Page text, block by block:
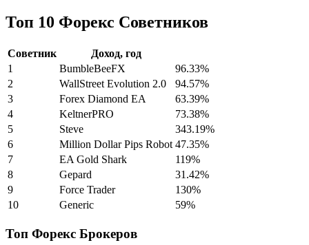
Топ 10 Форекс Советников
Советник
Доход, год
1
BumbleBeeFX
96.33%
2
WallStreet Evolution 2.0
94.57%
3
Forex Diamond EA
63.39%
4
KeltnerPRO
73.38%
5
Steve
343.19%
6
Million Dollar Pips Robot 47.35%
7
EA Gold Shark
119%
8
Gepard
31.42%
9
Force Trader
130%
10
Generic 59%
Топ Форекс Брокеров